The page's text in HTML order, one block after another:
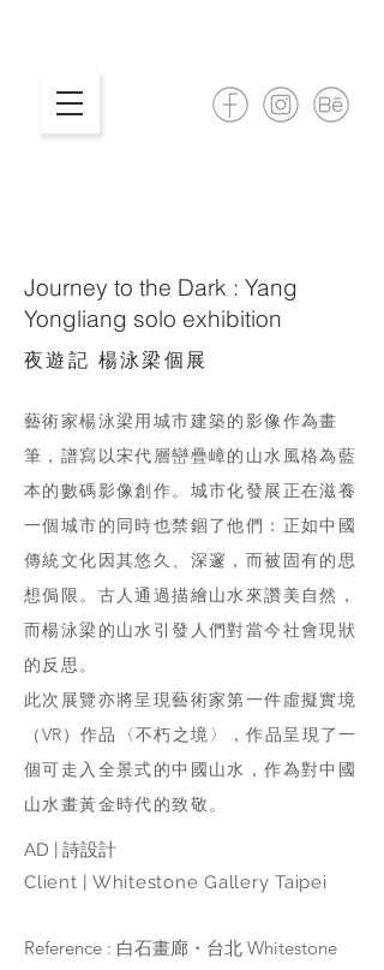
Journey to the Dark : Yang
Yongliang solo exhibition
夜遊記 楊泳梁個展
藝術家楊泳梁用城市建築的影像作為畫
筆，譜寫以宋代層巒疊嶂的山水風格為藍
本的數碼影像創作。城市化發展正在滋養
一個城市的同時也禁錮了他們：正如中國
傳統文化因其悠久、深邃，而被固有的思
想侷限。古人通過描繪山水來讚美自然，
而楊泳梁的山水引發人們對當今社會現狀
的反思。
此次展覽亦將呈現藝術家第一件虛擬實境
（VR） 作品〈不朽之境〉，作品呈現了一
個可走入全景式的中國山水，作為對中國
山水畫黃金時代的致敬。
AD | 詩設計
Client | Whitestone Gallery Taipei
Reference : 白石畫廊・台北 Whitestone